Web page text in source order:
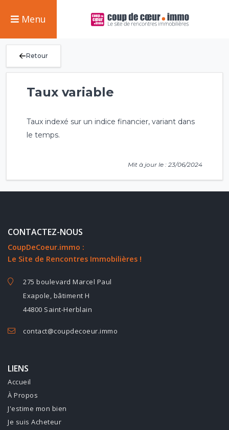
Menu
Retour
Taux variable
Taux indexé sur un indice financier, variant dans
le temps.
Mit à jour le : 23/06/2024
CONTACTEZ-NOUS
CoupDeCoeur.immo :
Le Site de Rencontres Immobilières !
275 boulevard Marcel Paul
Exapole, bâtiment H
44800 Saint-Herblain
contact@coupdecoeur.immo
LIENS
Accueil
À Propos
J'estime mon bien
Je suis Acheteur